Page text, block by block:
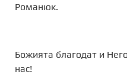
Романюк.
Божията благодат и
нас!